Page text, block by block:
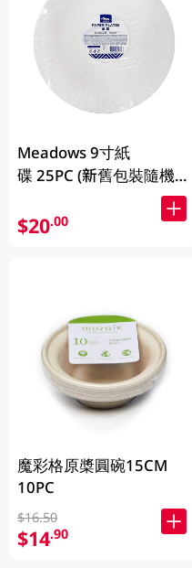
Meadows 9寸紙
碟 25PC (新舊包裝隨機發
$20.00
魔彩格原槳圓碗15CM
10PC
$16.50
$14.90